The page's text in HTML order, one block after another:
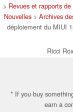
> Revues et rapports
Nouvelles > Archives
déploiement du MIUI
Ricci
* If you buy
earn a